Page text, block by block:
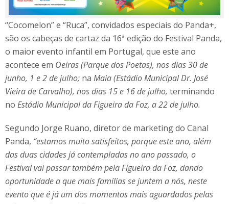
“Cocomelon” e “Ruca”, convidados especiais do Panda+,
são os cabeças de cartaz da 16ª edição do Festival Panda,
o maior evento infantil em Portugal, que este ano
acontece em Oeiras (Parque dos Poetas), nos dias 30 de
junho, 1 e 2 de julho; na Maia (Estádio Municipal Dr. José
Vieira de Carvalho), nos dias 15 e 16 de julho, terminando
no Estádio Municipal da Figueira da Foz, a 22 de julho.
Segundo Jorge Ruano, diretor de marketing do Canal
Panda, “estamos muito satisfeitos, porque este ano, além
das duas cidades já contempladas no ano passado, o
Festival vai passar também pela Figueira da Foz, dando
oportunidade a que mais famílias se juntem a nós, neste
evento que é já um dos momentos mais aguardados pelas